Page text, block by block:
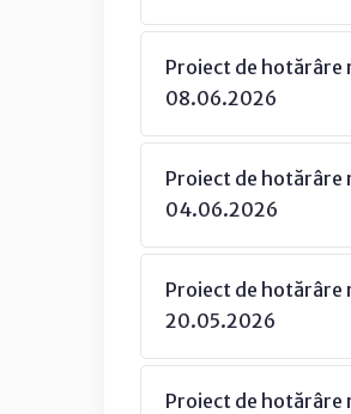
Proiect de hotărâre
08.06.2026
Proiect de hotărâre
04.06.2026
Proiect de hotărâre
20.05.2026
Proiect de hotărâre